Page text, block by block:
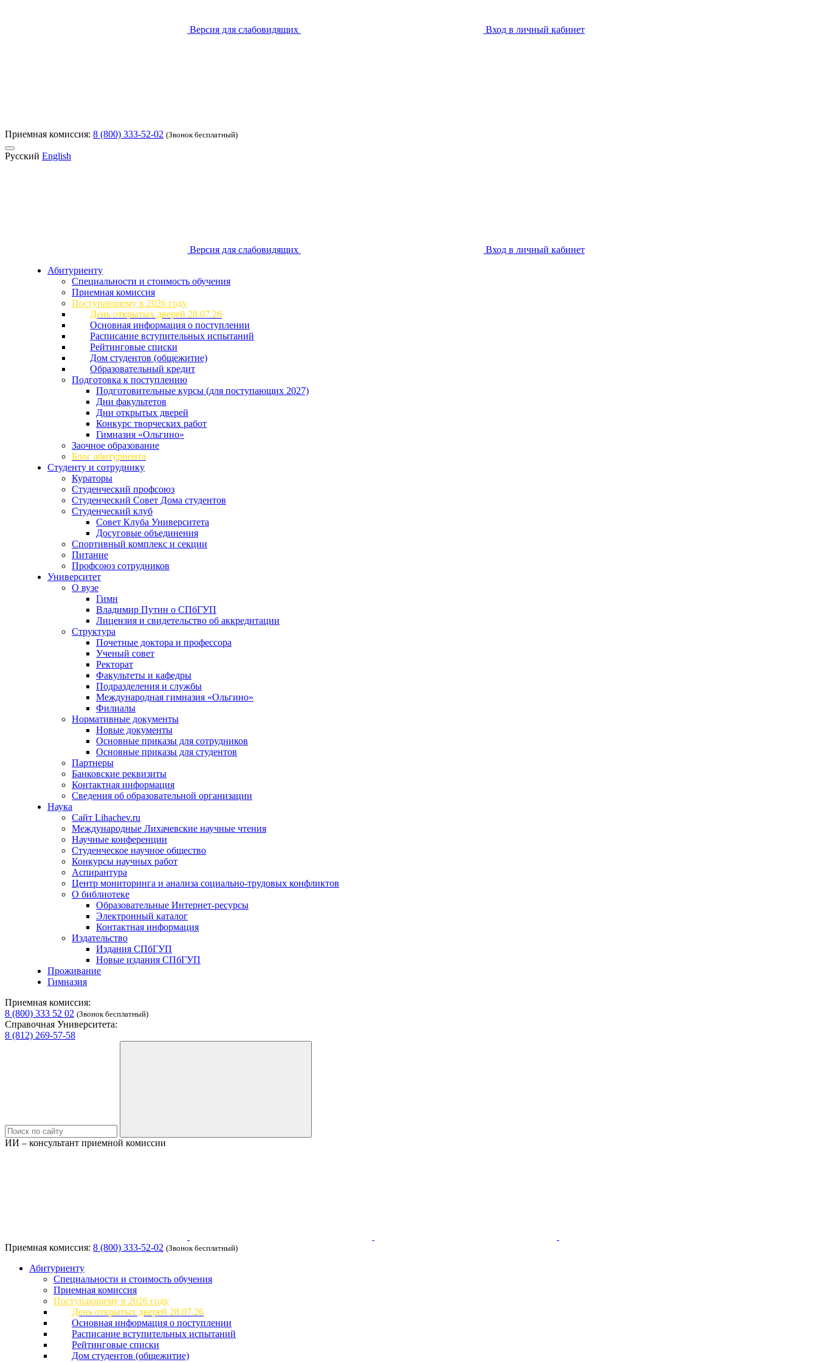
Версия для слабовидящих Вход в личный кабинет
Приемная комиссия: 8 (800) 333-52-02 (Звонок бесплатный)
Русский English
Версия для слабовидящих
Вход в личный кабинет
Абитуриенту
Специальности и стоимость обучения
Приемная комиссия
Поступающему в 2026 году
День открытых дверей 28.07.26
Основная информация о поступлении
Расписание вступительных испытаний
Рейтинговые списки
Дом студентов (общежитие)
Образовательный кредит
Подготовка к поступлению
Подготовительные курсы (для поступающих 2027)
Дни факультетов
Дни открытых дверей
Конкурс творческих работ
Гимназия «Ольгино»
Заочное образование
Блог абитуриента
Студенту и сотруднику
Кураторы
Студенческий профсоюз
Студенческий Совет Дома студентов
Студенческий клуб
Совет Клуба Университета
Досуговые объединения
Спортивный комплекс и секции
Питание
Профсоюз сотрудников
Университет
О вузе
Гимн
Владимир Путин о СПбГУП
Лицензия и свидетельство об аккредитации
Структура
Почетные доктора и профессора
Ученый совет
Ректорат
Факультеты и кафедры
Подразделения и службы
Международная гимназия «Ольгино»
Филиалы
Нормативные документы
Новые документы
Основные приказы для сотрудников
Основные приказы для студентов
Партнеры
Банковские реквизиты
Контактная информация
Сведения об образовательной организации
Наука
Сайт Lihachev.ru
Международные Лихачевские научные чтения
Научные конференции
Студенческое научное общество
Конкурсы научных работ
Аспирантура
Центр мониторинга и анализа социально-трудовых конфликтов
О библиотеке
Образовательные Интернет-ресурсы
Электронный каталог
Контактная информация
Издательство
Издания СПбГУП
Новые издания СПбГУП
Проживание
Гимназия
Приемная комиссия:
8 (800) 333 52 02 (Звонок бесплатный)
Справочная Университета:
8 (812) 269-57-58
ИИ – консультант приемной комиссии
Приемная комиссия: 8 (800) 333-52-02 (Звонок бесплатный)
Абитуриенту
Специальности и стоимость обучения
Приемная комиссия
Поступающему в 2026 году
День открытых дверей 28.07.26
Основная информация о поступлении
Расписание вступительных испытаний
Рейтинговые списки
Дом студентов (общежитие)